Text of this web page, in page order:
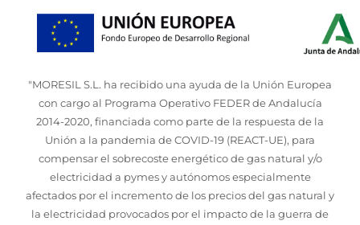
"MORESIL S.L. ha recibido una ayuda de la Unión Europea
con cargo al Programa Operativo FEDER de Andalucía
2014-2020, financiada como parte de la respuesta de la
Unión a la pandemia de COVID-19 (REACT-UE), para
compensar el sobrecoste energético de gas natural y/o
electricidad a pymes y autónomos especialmente
afectados por el incremento de los precios del gas natural y
la electricidad provocados por el impacto de la guerra de